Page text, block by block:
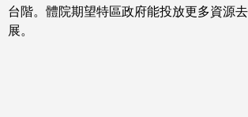
台階。體院期望特區政府能投放更多資源
展。